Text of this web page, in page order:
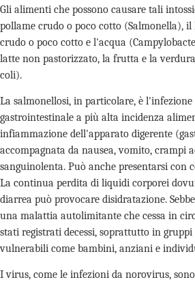
Gli alimenti che possono causare tali
pollame crudo o poco cotto (Salmonella),
crudo o poco cotto e l'acqua
latte non pastorizzato, la frutta e la
coli).
La salmonellosi, in particolare, è
gastrointestinale a più alta incidenza
infiammazione dell'apparato digerente
accompagnata da nausea, vomito, crampi
sanguinolenta. Può anche presentarsi con
La continua perdita di liquidi corporei
diarrea può provocare disidratazione.
una malattia autolimitante che cessa in
stati registrati decessi, soprattutto in
vulnerabili come bambini, anziani e
I virus, come le infezioni da norovirus,